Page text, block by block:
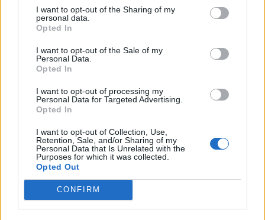
I want to opt-out of the Sharing of my
personal data.
Opted In
I want to opt-out of the Sale of my
Personal Data.
Opted In
I want to opt-out of processing my
Personal Data for Targeted Advertising.
Opted In
I want to opt-out of Collection, Use,
Retention, Sale, and/or Sharing of my
Personal Data that Is Unrelated with the
Purposes for which it was collected.
Opted Out
CONFIRM
résztvevői számára! Kíváncsi vagy, melyek lesznek a 2027-
es befektetési, vagyonkezelési és megtakarítási trendek? Itt
az egyedülálló lehetőség az exkluzív kapcsolatteremtésre
és networkingre, a legfontosabb trendek és várakozások
egy helyen, kötetlenül, őszintén...
KEDVES OLVASÓNK!
tartozik, melynek olvasása előfizetéses
regisztrációhoz kötött.
Az előfizetés a következőket tartalmazza:
Portfolio.hu teljes cikkarchívum
Kötéslisták: BÉT elmúlt 2 év napon belüli